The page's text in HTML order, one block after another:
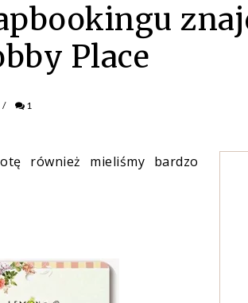
Place
/ 1
również mieliśmy bardzo